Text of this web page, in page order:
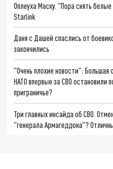
Оплеуха Маску. "Пора снять
Starlink
Даня с Дашей спаслись от
закончились
"Очень плохие новости":
НАТО впервые за СВО остановили
приграничье?
Три главных инсайда об СВО.
"генерала Армагеддона"?